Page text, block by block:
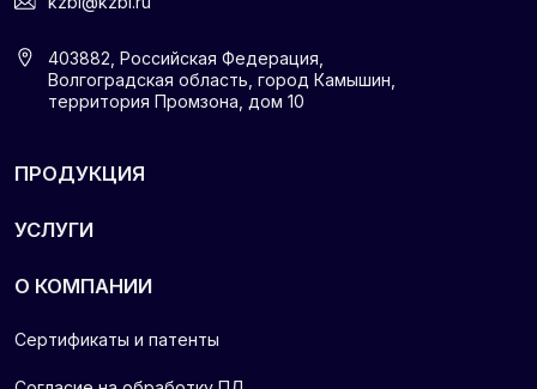
© 2025 ООО "Камышинский завод бурового инструмента".
Все права защищены